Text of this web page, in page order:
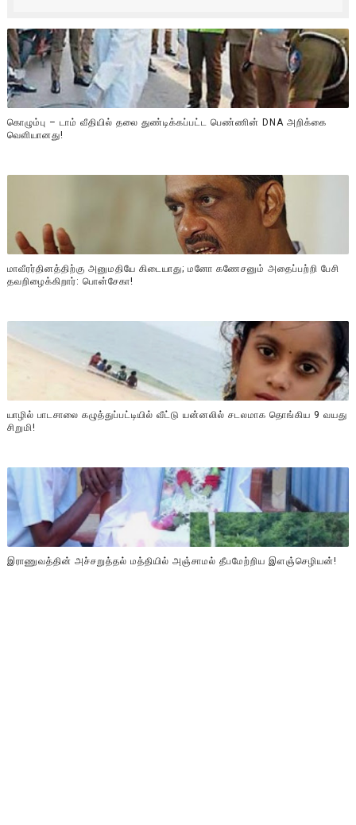
கொழும்பு – டாம் வீதியில் தலை துண்டிக்கப்பட்ட பெண்ணின் DNA அறிக்கை
வௌியானது!
மாவீரர்தினத்திற்கு அனுமதியே கிடையாது; மனோ கணேசனும் அதைப்பற்றி பேசி
தவறிழைக்கிறார்: பொன்சேகா!
யாழில் பாடசாலை கழுத்துப்பட்டியில் வீட்டு யன்னலில் சடலமாக தொங்கிய 9 வயது
சிறுமி!
இராணுவத்தின் அச்சறுத்தல் மத்தியில் அஞ்சாமல் தீபமேற்றிய இளஞ்செழியன்!